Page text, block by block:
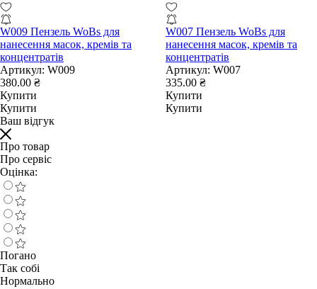
W009 Пензель WoBs для
нанесення масок, кремів та
концентратів
Артикул: W009
380.00 ₴
Купити
Купити
W007 Пензель WoBs для
нанесення масок, кремів та
концентратів
Артикул: W007
335.00 ₴
Купити
Купити
Ваш відгук
Про товар
Про сервіс
Оцінка:
Погано
Так собі
Нормально